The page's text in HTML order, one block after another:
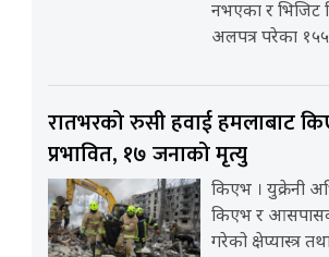
नभएका र भिजिट
अलपत्र परेका
रातभरको रुसी हवाई हमलाबाट
प्रभावित, १७ जनाको मृत्यु
किएभ । युक्रेनी
किएभ र
गरेको क्षेप्यास्त्र